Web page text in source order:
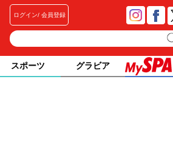
ログイン 会員登録
スポーツ グラビア